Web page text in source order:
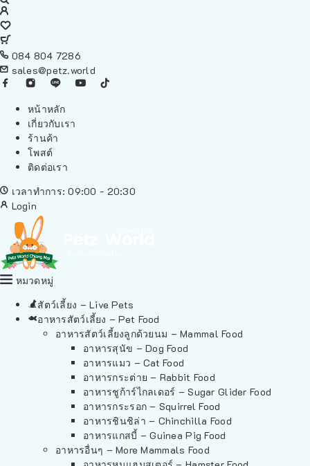
084 804 7286
sales@petz.world
หน้าหลัก
เกี่ยวกับเรา
ร้านค้า
โพสต์
ติดต่อเรา
เวลาทำการ: 09:00 - 20:30
Login
หมวดหมู่
สัตว์เลี้ยง – Live Pets
อาหารสัตว์เลี้ยง – Pet Food
อาหารสัตว์เลี้ยงลูกด้วยนม – Mammal Food
อาหารสุนัข – Dog Food
อาหารแมว – Cat Food
อาหารกระต่าย – Rabbit Food
อาหารชูก้าร์ไกลเดอร์ – Sugar Glider Food
อาหารกระรอก – Squirrel Food
อาหารชินชิล่า – Chinchilla Food
อาหารแกสบี้ – Guinea Pig Food
อาหารอื่นๆ – More Mammals Food